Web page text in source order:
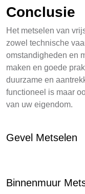
Conclusie
Het metselen van
zowel technische
omstandigheden en
maken en goede
duurzame en
functioneel is maar
van uw eigendom.
Gevel Metselen
Binnenmuur